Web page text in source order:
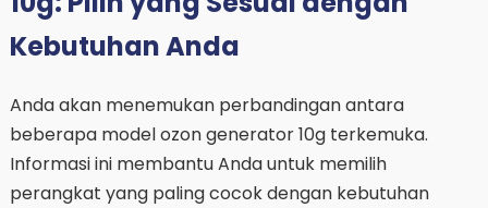
Kebutuhan Anda
Anda akan menemukan perbandingan antara
beberapa model ozon generator 10g terkemuka.
Informasi ini membantu Anda untuk memilih
perangkat yang paling cocok dengan kebutuhan